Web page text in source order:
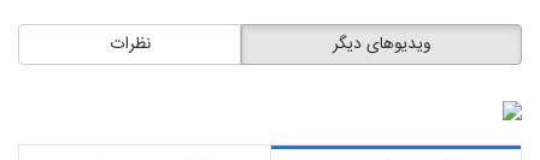
نظرات ویدیوهای دیگر